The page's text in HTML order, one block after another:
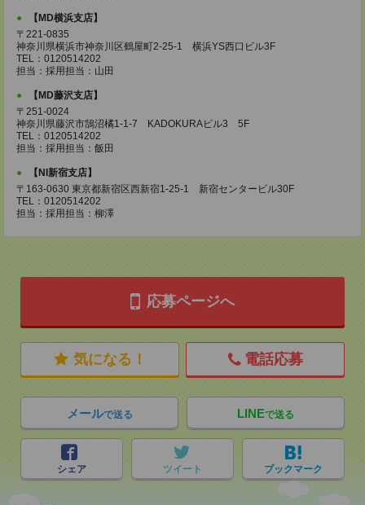
【MD横浜支店】
〒221-0835
神奈川県横浜市神奈川区鶴屋町2-25-1 横浜YS西口ビル3F
TEL：0120514202
担当：採用担当：山田
【MD藤沢支店】
〒251-0024
神奈川県藤沢市鵠沼橘1-1-7 KADOKURAビル3 5F
TEL：0120514202
担当：採用担当：飯田
【NI新宿支店】
〒163-0630 東京都新宿区西新宿1-25-1 新宿センタービル30F
TEL：0120514202
担当：採用担当：柳澤
応募ページへ
気になる！ 電話応募
メールで送る LINEで送る
シェア ツイート ブックマーク